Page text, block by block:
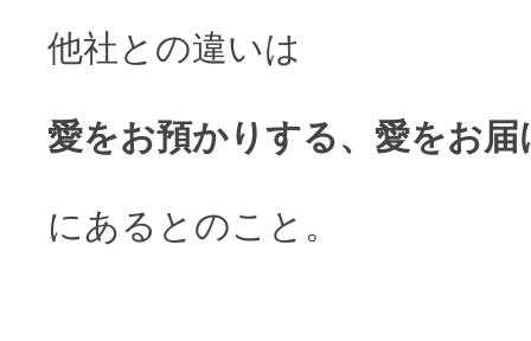
他社との違いは
愛をお預かりする、愛をお
にあるとのこと。